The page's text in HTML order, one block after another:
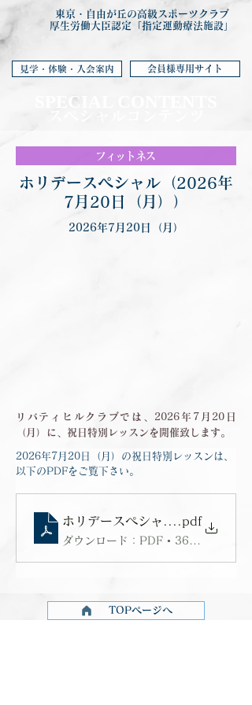
東京・自由が丘の高級スポーツクラブ
厚生労働大臣認定「指定運動療法施設」
見学・体験・入会案内 会員様専用サイト
SPECIAL CONTENTS
フィットネス
ホリデースペシャル（2026年
7月20日（月））
2026年7月20日（月）
リバティヒルクラブでは、2026年7月20日
（月）に、祝日特別レッスンを開催致します。
2026年7月20日（月）の祝日特別レッスンは、
以下のPDFをご覧下さい。
ホリデースペシャル_20260720
.pdf
ダウンロード：PDF • 366KB
TOPページへ